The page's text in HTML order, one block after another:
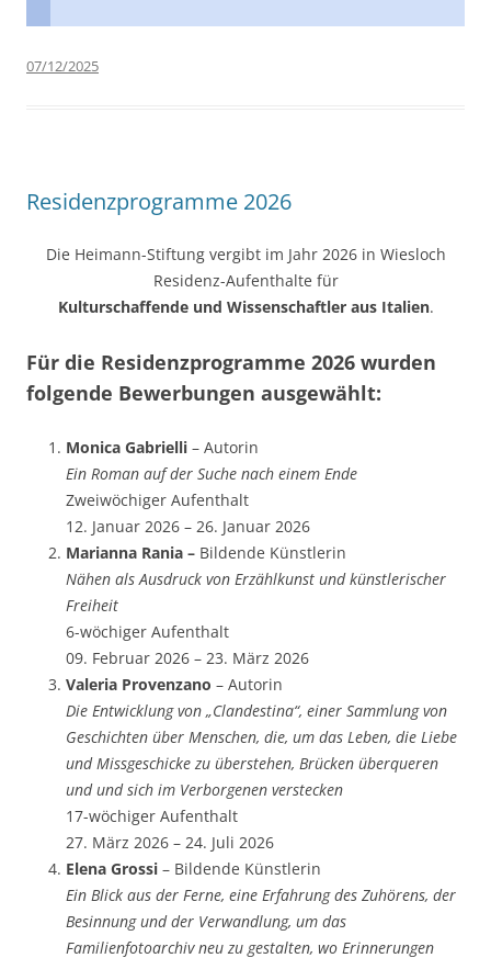
07/12/2025
Residenzprogramme 2026
Die Heimann-Stiftung vergibt im Jahr 2026 in Wiesloch
Residenz-Aufenthalte für
Kulturschaffende und Wissenschaftler aus Italien.
Für die Residenzprogramme 2026 wurden
folgende Bewerbungen ausgewählt:
Monica Gabrielli – Autorin
Ein Roman auf der Suche nach einem Ende
Zweiwöchiger Aufenthalt
12. Januar 2026 – 26. Januar 2026
Marianna Rania – Bildende Künstlerin
Nähen als Ausdruck von Erzählkunst und künstlerischer
Freiheit
6-wöchiger Aufenthalt
09. Februar 2026 – 23. März 2026
Valeria Provenzano – Autorin
Die Entwicklung von „Clandestina“, einer Sammlung von
Geschichten über Menschen, die, um das Leben, die Liebe
und Missgeschicke zu überstehen, Brücken überqueren
und und sich im Verborgenen verstecken
17-wöchiger Aufenthalt
27. März 2026 – 24. Juli 2026
Elena Grossi – Bildende Künstlerin
Ein Blick aus der Ferne, eine Erfahrung des Zuhörens, der
Besinnung und der Verwandlung, um das
Familienfotoarchiv neu zu gestalten, wo Erinnerungen